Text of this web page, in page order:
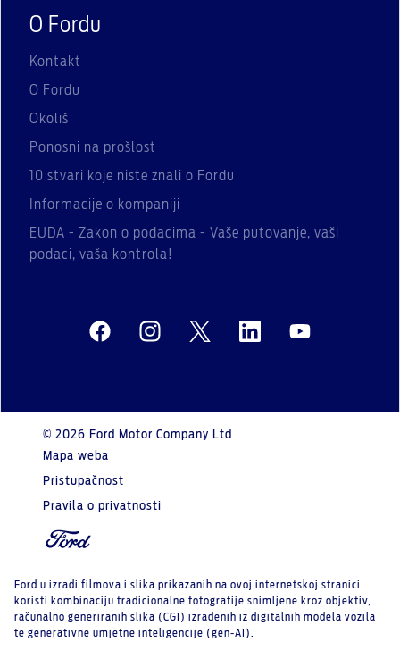
O Fordu
Kontakt
O Fordu
Okoliš
Ponosni na prošlost
10 stvari koje niste znali o Fordu
Informacije o kompaniji
EUDA - Zakon o podacima - Vaše putovanje, vaši
podaci, vaša kontrola!
© 2026 Ford Motor Company Ltd
Mapa weba
Pristupačnost
Pravila o privatnosti
Ford u izradi filmova i slika prikazanih na ovoj internetskoj stranici
koristi kombinaciju tradicionalne fotografije snimljene kroz objektiv,
računalno generiranih slika (CGI) izrađenih iz digitalnih modela vozila
te generativne umjetne inteligencije (gen-AI).